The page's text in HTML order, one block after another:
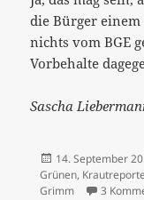
die Bürger
nichts vom BGE
Vorbehalte
Sascha
Veröffentlicht
am
14. September
Grünen,
Grimm
3